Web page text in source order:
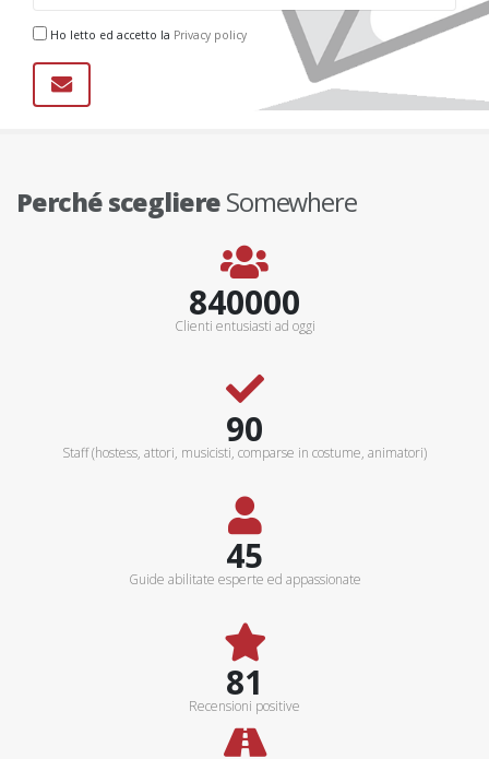
Ho letto ed accetto la Privacy policy
Perché scegliereSomewhere
900000+
Clienti entusiasti ad oggi
100+
Staff (hostess, attori, musicisti, comparse in costume, animatori)
50+
Guide abilitate esperte ed appassionate
90%
Recensioni positive